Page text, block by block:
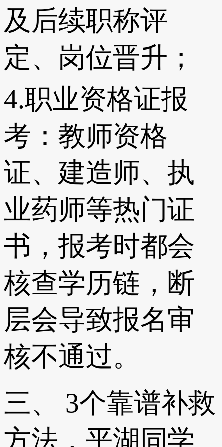
及后续职称评
定、岗位晋升；
4.职业资格证报
考：教师资格
证、建造师、执
业药师等热门证
书，报考时都会
核查学历链，断
层会导致报名审
核不通过。
三、 3个靠谱补救
方法，平湖同学